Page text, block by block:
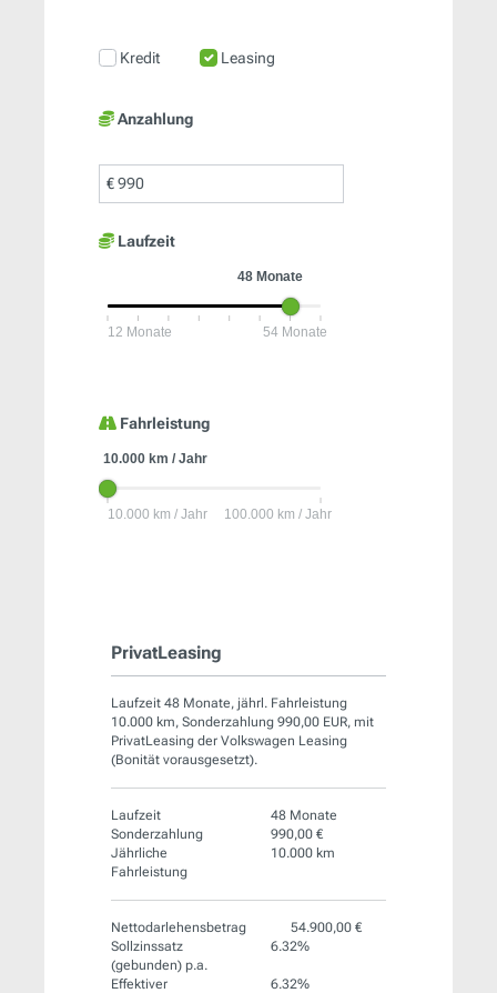
Kredit Leasing
Anzahlung
€
Laufzeit
Fahrleistung
PrivatLeasing
Laufzeit 48 Monate, jährl. Fahrleistung
10.000 km, Sonderzahlung 990,00 EUR, mit
PrivatLeasing der Volkswagen Leasing
(Bonität vorausgesetzt).
Laufzeit
48 Monate
Sonderzahlung
990,00 €
Jährliche
Fahrleistung
10.000 km
Nettodarlehensbetrag
54.900,00 €
Sollzinssatz
(gebunden) p.a.
6.32%
Effektiver
6.32%